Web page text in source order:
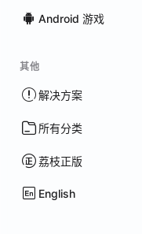
Android 游戏
其他
解决方案
所有分类
荔枝正版
English